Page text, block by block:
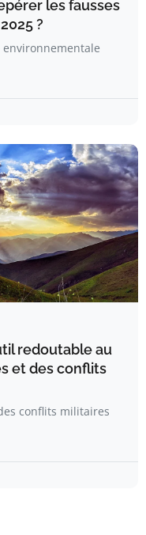
les fausses
?
environnementale
redoutable au
et des conflits
conflits militaires